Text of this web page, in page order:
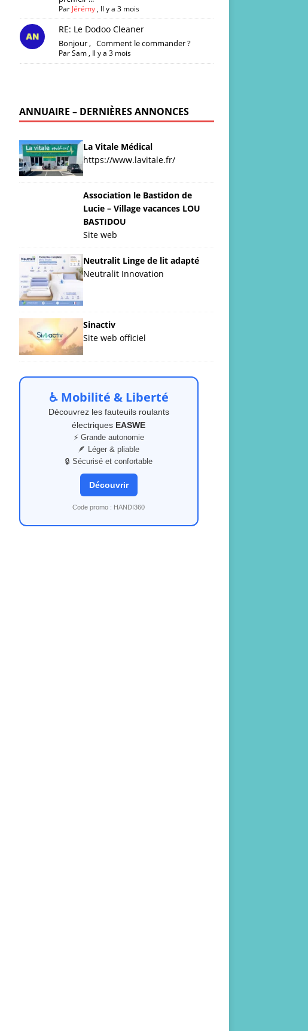
Par Jérémy, Il y a 3 mois
RE: Le Dodoo Cleaner
Bonjour , Comment le commander ?
ParSam, Il y a 3 mois
ANNUAIRE – DERNIÈRES ANNONCES
La Vitale Médical
https://www.lavitale.fr/
Association le Bastidon de
Lucie – Village vacances LOU
BASTIDOU
Site web
Neutralit Linge de lit adapté
Neutralit Innovation
Sinactiv
Site web officiel
♿ Mobilité & Liberté
Découvrez les fauteuils roulants
électriques EASWE
⚡ Grande autonomie
🪶 Léger & pliable
🔒 Sécurisé et confortable
Découvrir
Code promo : HANDI360